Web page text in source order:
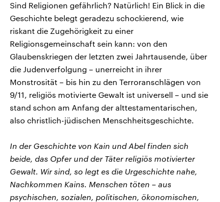
Sind Religionen gefährlich? Natürlich! Ein Blick in die
Geschichte belegt geradezu schockierend, wie
riskant die Zugehörigkeit zu einer
Religionsgemeinschaft sein kann: von den
Glaubenskriegen der letzten zwei Jahrtausende, über
die Judenverfolgung – unerreicht in ihrer
Monstrosität – bis hin zu den Terroranschlägen von
9/11, religiös motivierte Gewalt ist universell – und sie
stand schon am Anfang der alttestamentarischen,
also christlich-jüdischen Menschheitsgeschichte.
In der Geschichte von Kain und Abel finden sich
beide, das Opfer und der Täter religiös motivierter
Gewalt. Wir sind, so legt es die Urgeschichte nahe,
Nachkommen Kains. Menschen töten – aus
psychischen, sozialen, politischen, ökonomischen,